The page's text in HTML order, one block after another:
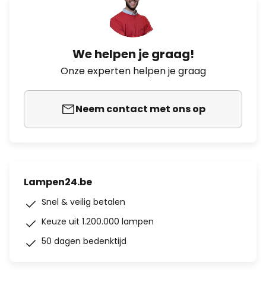
We helpen je graag!
Onze experten helpen je graag
Neem contact met ons op
Lampen24.be
Snel & veilig betalen
Keuze uit 1.200.000 lampen
50 dagen bedenktijd